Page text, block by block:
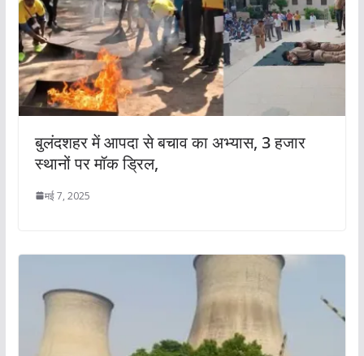
बुलंदशहर में आपदा से बचाव का अभ्यास, 3 हजार
स्थानों पर मॉक ड्रिल,
मई 7, 2025